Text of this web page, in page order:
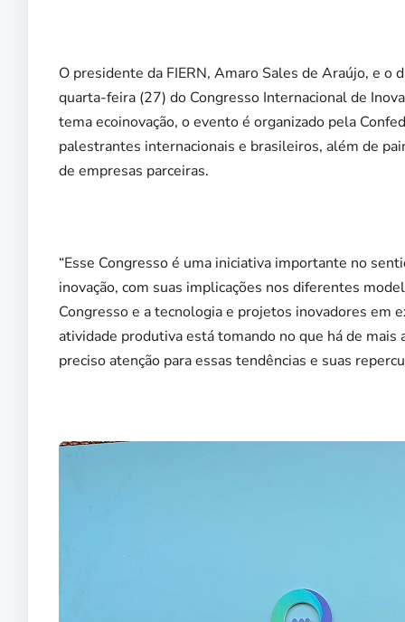
O presidente da FIERN, Amaro Sales de Araújo, e
quarta-feira (27) do Congresso Internacional de
tema ecoinovação, o evento é organizado pela
palestrantes internacionais e brasileiros, além de
de empresas parceiras.
“Esse Congresso é uma iniciativa importante no
inovação, com suas implicações nos diferentes
Congresso e a tecnologia e projetos inovadores em
atividade produtiva está tomando no que há de
preciso atenção para essas tendências e suas